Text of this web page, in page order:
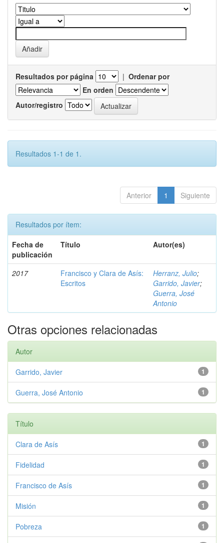
Resultados por página | Ordenar por
En orden
Autor/registro
Resultados 1-1 de 1.
Anterior 1 Siguiente
Resultados por ítem:
Fecha de
publicación
Título Autor(es)
2017
Francisco y Clara de Asís:
Escritos
Herranz, Julio;
Garrido, Javier;
Guerra, José
Antonio
Otras opciones relacionadas
Autor
1
Garrido, Javier
1
Guerra, José Antonio
Título
1
Clara de Asís
1
Fidelidad
1
Francisco de Asís
1
Misión
1
Pobreza